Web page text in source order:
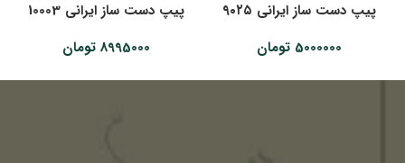
پیپ دست ساز ایرانی ۹۰۲۵
5000000 تومان
پیپ دست ساز ایرانی 10003
8995000 تومان